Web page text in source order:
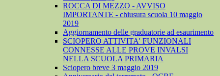
ROCCA DI MEZZO - AVVISO
IMPORTANTE - chiusura scuola 10 maggio
2019
Aggiornamento delle graduatorie ad esaurimento
SCIOPERO ATTIVITA' FUNZIONALI
CONNESSE ALLE PROVE INVALSI
NELLA SCUOLA PRIMARIA
Sciopero breve 3 maggio 2019